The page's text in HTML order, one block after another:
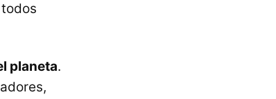
planeta.